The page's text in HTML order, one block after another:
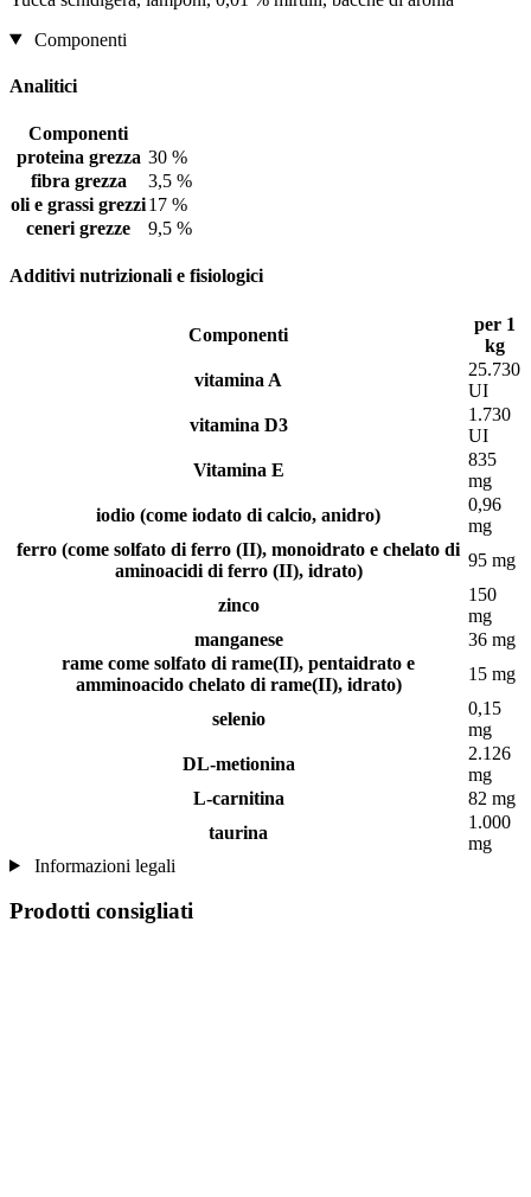
Componenti
Analitici
Componenti
proteina grezza 30 %
fibra grezza
3,5 %
oli e grassi grezzi17 %
ceneri grezze
9,5 %
Additivi nutrizionali e fisiologici
Componenti
per 1
kg
vitamina A
25.730
UI
vitamina D3
1.730
UI
Vitamina E
835
mg
iodio (come iodato di calcio, anidro)
0,96
mg
ferro (come solfato di ferro (II), monoidrato e chelato di
aminoacidi di ferro (II), idrato)
95 mg
zinco
150
mg
manganese
36 mg
rame come solfato di rame(II), pentaidrato e
amminoacido chelato di rame(II), idrato)
15 mg
selenio
0,15
mg
DL-metionina
2.126
mg
L-carnitina
82 mg
taurina
1.000
mg
Informazioni legali
Prodotti consigliati